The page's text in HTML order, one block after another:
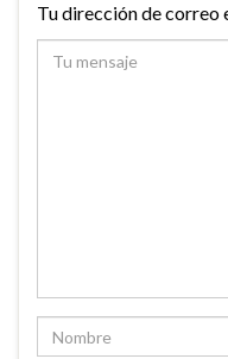
Tu dirección de correo